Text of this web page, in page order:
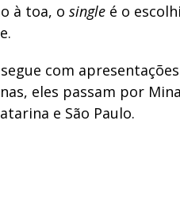
à toa, o single é o
com
eles passam por
e São Paulo.